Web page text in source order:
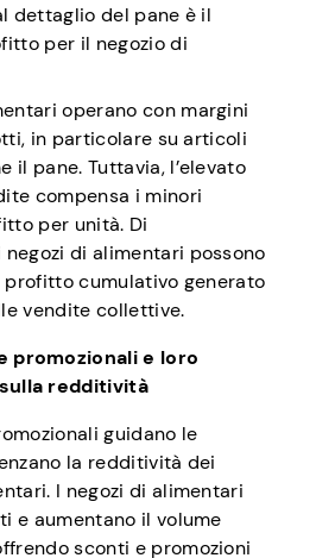
dettaglio del pane è il
per il negozio di
operano con margini
in particolare su articoli
il pane. Tuttavia, l’elevato
compensa i minori
per unità. Di
negozi di alimentari possono
cumulativo generato
vendite collettive.
promozionali e loro
redditività
guidano le
la redditività dei
I negozi di alimentari
e aumentano il volume
sconti e promozioni